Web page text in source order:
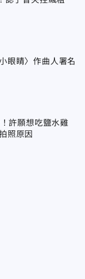
眼睛〉作曲人署名
許願想吃鹽水雞
照原因